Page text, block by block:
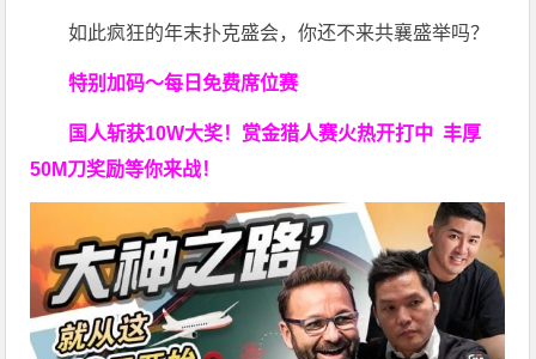
如此疯狂的年末扑克盛会，你还不来共襄盛举吗？
特别加码～每日免费席位赛
国人斩获10W大奖！ 赏金猎人赛火热开打中 丰厚
50M刀奖励等你来战！